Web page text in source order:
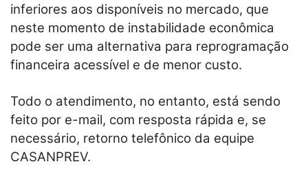
inferiores aos disponíveis no mercado, que
neste momento de instabilidade econômica
pode ser uma alternativa para reprogramação
financeira acessível e de menor custo.
Todo o atendimento, no entanto, está sendo
feito por e-mail, com resposta rápida e, se
necessário, retorno telefônico da equipe
CASANPREV.